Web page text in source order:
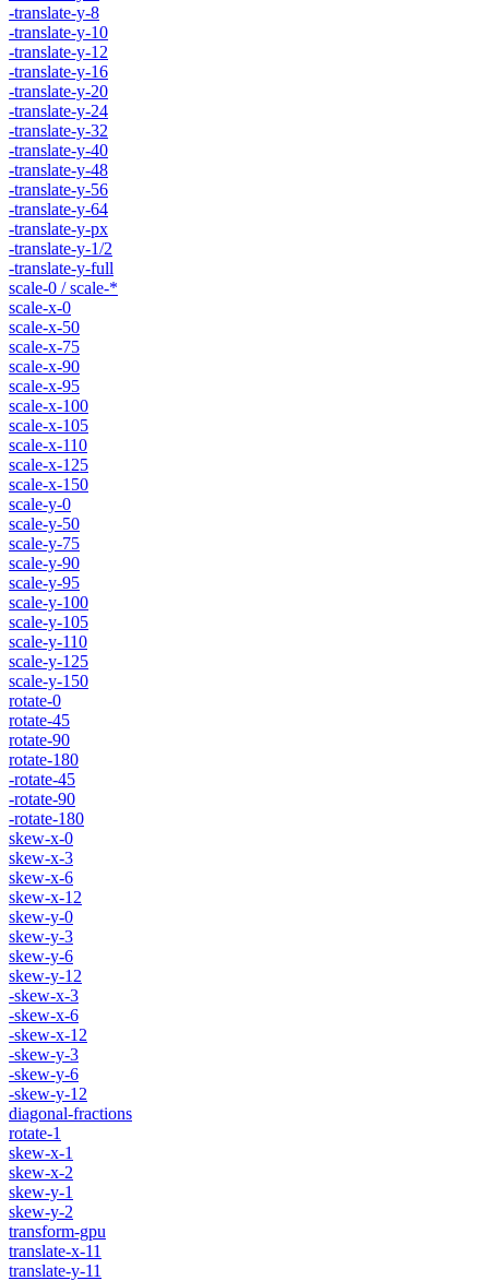
-translate-y-8
-translate-y-10
-translate-y-12
-translate-y-16
-translate-y-20
-translate-y-24
-translate-y-32
-translate-y-40
-translate-y-48
-translate-y-56
-translate-y-64
-translate-y-px
-translate-y-1/2
-translate-y-full
scale-0 / scale-*
scale-x-0
scale-x-50
scale-x-75
scale-x-90
scale-x-95
scale-x-100
scale-x-105
scale-x-110
scale-x-125
scale-x-150
scale-y-0
scale-y-50
scale-y-75
scale-y-90
scale-y-95
scale-y-100
scale-y-105
scale-y-110
scale-y-125
scale-y-150
rotate-0
rotate-45
rotate-90
rotate-180
-rotate-45
-rotate-90
-rotate-180
skew-x-0
skew-x-3
skew-x-6
skew-x-12
skew-y-0
skew-y-3
skew-y-6
skew-y-12
-skew-x-3
-skew-x-6
-skew-x-12
-skew-y-3
-skew-y-6
-skew-y-12
diagonal-fractions
rotate-1
skew-x-1
skew-x-2
skew-y-1
skew-y-2
transform-gpu
translate-x-11
translate-y-11